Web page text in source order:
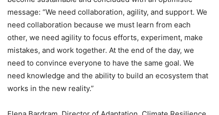
message: “We need collaboration, agility, and support. We
need collaboration because we must learn from each
other, we need agility to focus efforts, experiment, make
mistakes, and work together. At the end of the day, we
need to convince everyone to have the same goal. We
need knowledge and the ability to build an ecosystem that
works in the new reality.”